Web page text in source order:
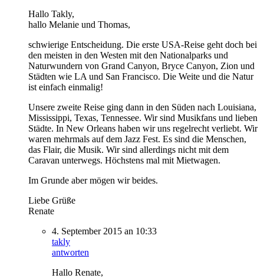
Hallo Takly,
hallo Melanie und Thomas,
schwierige Entscheidung. Die erste USA-Reise geht doch bei
den meisten in den Westen mit den Nationalparks und
Naturwundern von Grand Canyon, Bryce Canyon, Zion und
Städten wie LA und San Francisco. Die Weite und die Natur
ist einfach einmalig!
Unsere zweite Reise ging dann in den Süden nach Louisiana,
Mississippi, Texas, Tennessee. Wir sind Musikfans und lieben
Städte. In New Orleans haben wir uns regelrecht verliebt. Wir
waren mehrmals auf dem Jazz Fest. Es sind die Menschen,
das Flair, die Musik. Wir sind allerdings nicht mit dem
Caravan unterwegs. Höchstens mal mit Mietwagen.
Im Grunde aber mögen wir beides.
Liebe Grüße
Renate
4. September 2015 an 10:33
takly
antworten
Hallo Renate,